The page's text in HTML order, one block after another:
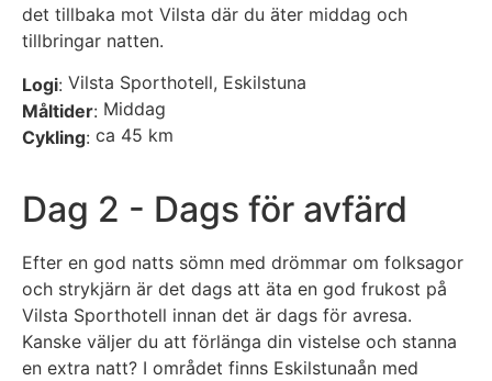
det tillbaka mot Vilsta där du äter middag och
tillbringar natten.
Logi: Vilsta Sporthotell, Eskilstuna
Måltider: Middag
Cykling: ca 45 km
Dag 2 - Dags för avfärd
Efter en god natts sömn med drömmar om folksagor
och strykjärn är det dags att äta en god frukost på
Vilsta Sporthotell innan det är dags för avresa.
Kanske väljer du att förlänga din vistelse och stanna
en extra natt? I området finns Eskilstunaån med